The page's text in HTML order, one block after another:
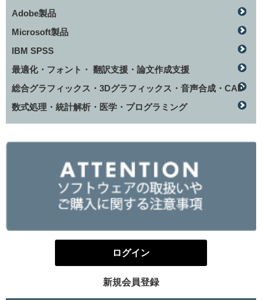
Adobe製品
Microsoft製品
IBM SPSS
最適化・フォント・ 翻訳支援・論文作成支援
総合グラフィックス・3Dグラフィックス・音声合成・CAD
数式処理・統計解析・医学・プログラミング
ログイン
新規会員登録